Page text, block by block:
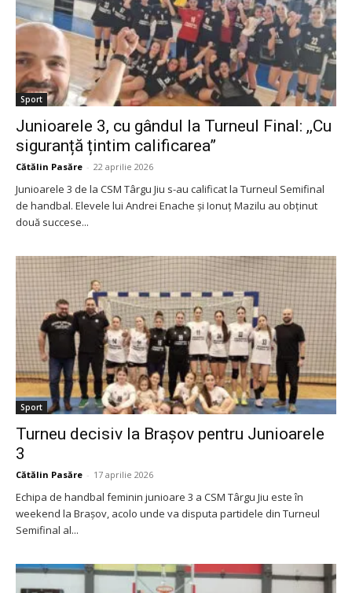
Sport
Junioarele 3, cu gândul la Turneul Final: ,,Cu
siguranță țintim calificarea”
Cătălin Pasăre - 22 aprilie 2026
Junioarele 3 de la CSM Târgu Jiu s-au calificat la Turneul Semifinal
de handbal. Elevele lui Andrei Enache și Ionuț Mazilu au obținut
două succese...
Sport
Turneu decisiv la Brașov pentru Junioarele
3
Cătălin Pasăre - 17 aprilie 2026
Echipa de handbal feminin junioare 3 a CSM Târgu Jiu este în
weekend la Brașov, acolo unde va disputa partidele din Turneul
Semifinal al...